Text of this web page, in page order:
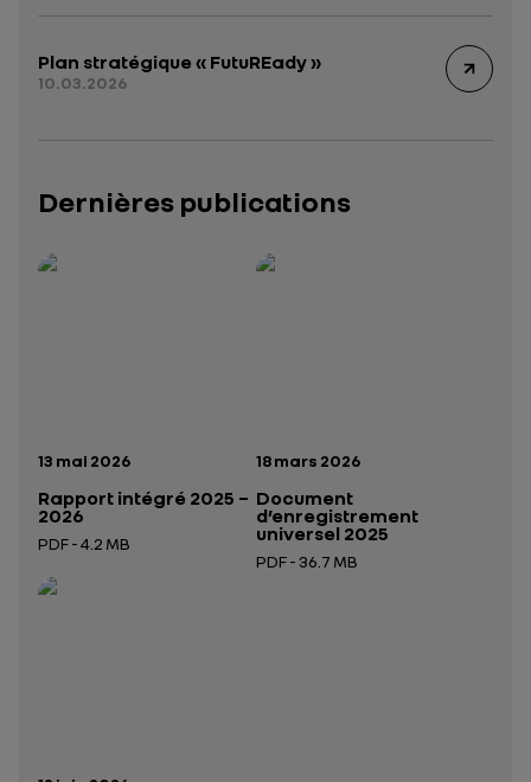
Plan stratégique « FutuREady »
10.03.2026
Dernières publications
Date de publication:
13 mai 2026
Rapport intégré 2025 –
2026
PDF - 4.2 MB
Ouverture dans un nouvel onglet
Rapport intégré 2025 – 2026— données structurées (JSON)
Date de publication:
18 mars 2026
Document
d’enregistrement
universel 2025
PDF - 36.7 MB
Présentation institutionnelle 2026